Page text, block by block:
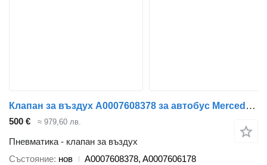
Клапан за въздух A0007608378 за автобус Mercedes-Benz Tourismo Travego Setra 415
500 € ≈ 979,60 лв.
Пневматика - клапан за въздух
Състояние нов
A0007608378, A0007606178